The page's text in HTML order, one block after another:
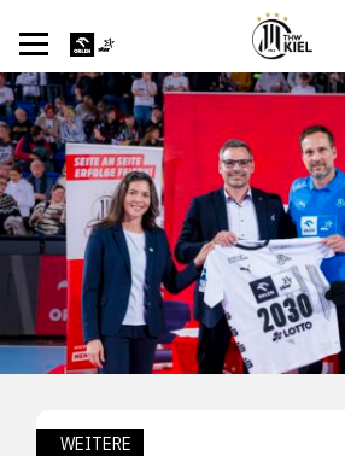
WEITERE